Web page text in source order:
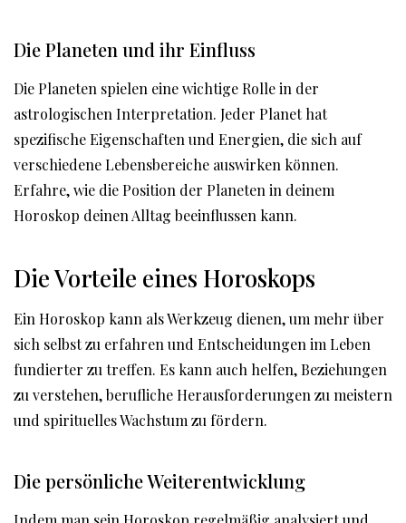
Die Planeten und ihr Einfluss
Die Planeten spielen eine wichtige Rolle in der
astrologischen Interpretation. Jeder Planet hat
spezifische Eigenschaften und Energien, die sich auf
verschiedene Lebensbereiche auswirken können.
Erfahre, wie die Position der Planeten in deinem
Horoskop deinen Alltag beeinflussen kann.
Die Vorteile eines Horoskops
Ein Horoskop kann als Werkzeug dienen, um mehr über
sich selbst zu erfahren und Entscheidungen im Leben
fundierter zu treffen. Es kann auch helfen, Beziehungen
zu verstehen, berufliche Herausforderungen zu meistern
und spirituelles Wachstum zu fördern.
Die persönliche Weiterentwicklung